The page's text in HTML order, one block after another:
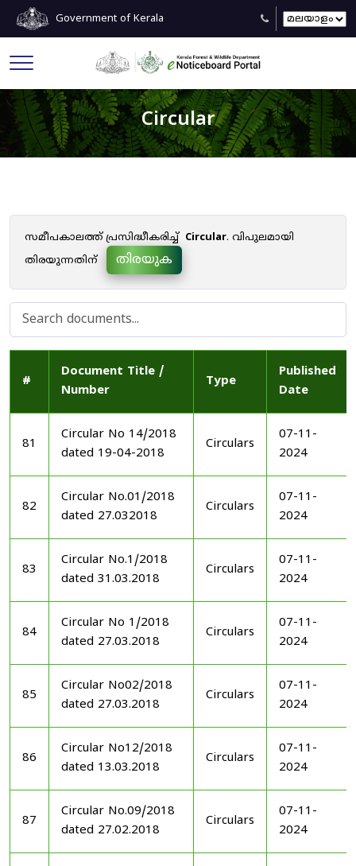
Government of Kerala
Circular
സമീപകാലത്ത് പ്രസിദ്ധീകരിച്ച് Circular. വിപുലമായി
തിരയുന്നതിന്
തിരയുക
#
Document Title /
Number
Type
Published
Date
81
Circular No 14/2018
dated 19-04-2018
Circulars
07-11-
2024
82
Circular No.01/2018
dated 27.032018
Circulars
07-11-
2024
83
Circular No.1/2018
dated 31.03.2018
Circulars
07-11-
2024
84
Circular No 1/2018
dated 27.03.2018
Circulars
07-11-
2024
85
Circular No02/2018
dated 27.03.2018
Circulars
07-11-
2024
86
Circular No12/2018
dated 13.03.2018
Circulars
07-11-
2024
87
Circular No.09/2018
dated 27.02.2018
Circulars
07-11-
2024